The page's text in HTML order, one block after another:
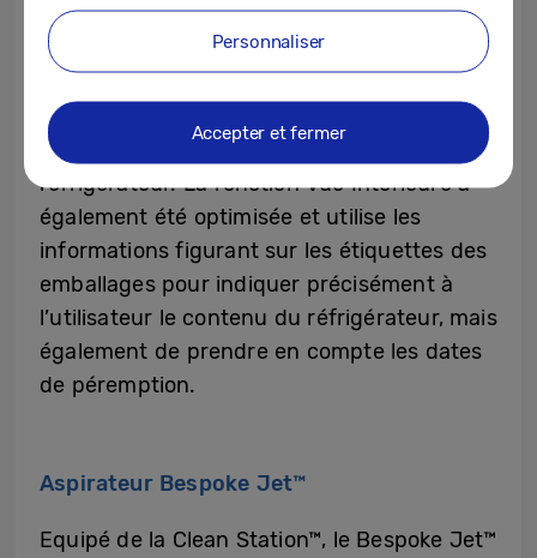
désormais compatible avec Alexa[2],
permettant d’accéder à différents services
également la commande automatique de
filtres à eau, directement depuis sur le
réfrigérateur. La fonction Vue Intérieure a
également été optimisée et utilise les
informations figurant sur les étiquettes des
emballages pour indiquer précisément à
l’utilisateur le contenu du réfrigérateur, mais
également de prendre en compte les dates
de péremption.
Aspirateur Bespoke Jet™
Equipé de la Clean Station™, le Bespoke Jet™
Personnaliser
Accepter et fermer